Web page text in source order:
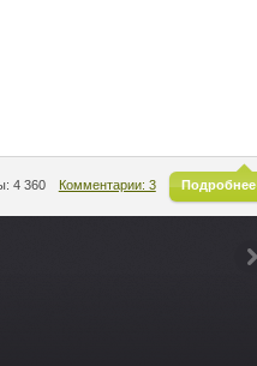
Подробнее
Комментарии: 3
4 360